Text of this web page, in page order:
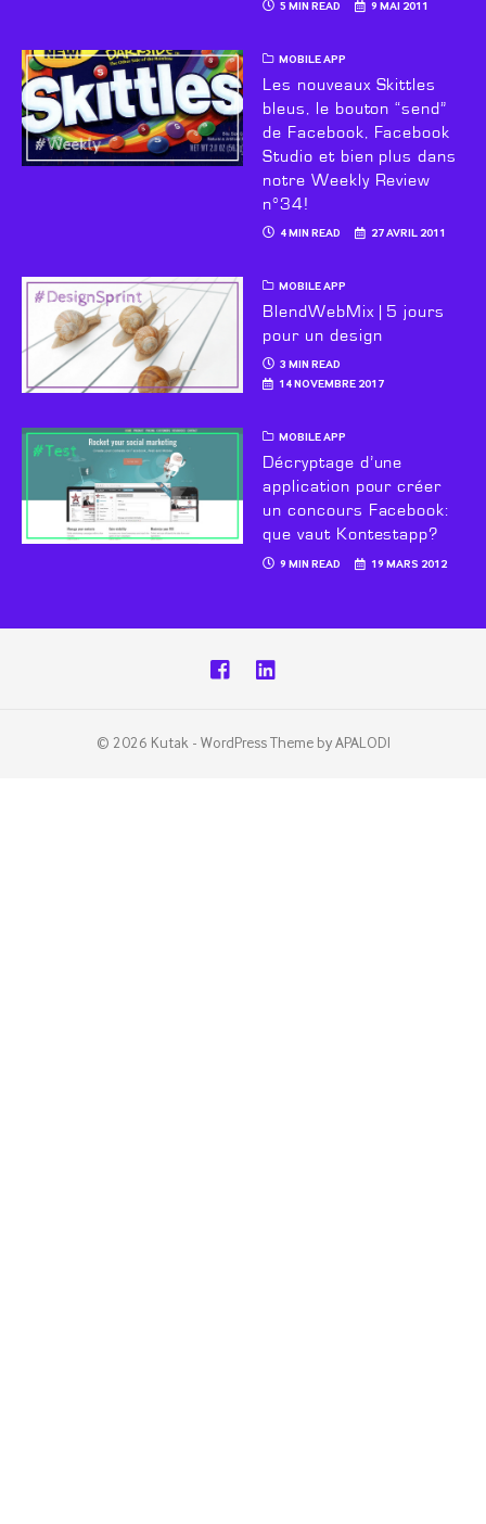
5 MIN READ 9 MAI 2011
MOBILE APP
Les nouveaux Skittles
bleus, le bouton “send”
de Facebook, Facebook
Studio et bien plus dans
notre Weekly Review
n°34!
4 MIN READ 27 AVRIL 2011
MOBILE APP
BlendWebMix | 5 jours
pour un design
3 MIN READ
14 NOVEMBRE 2017
MOBILE APP
Décryptage d’une
application pour créer
un concours Facebook:
que vaut Kontestapp?
9 MIN READ 19 MARS 2012
© 2026 Kutak - WordPress Theme by APALODI